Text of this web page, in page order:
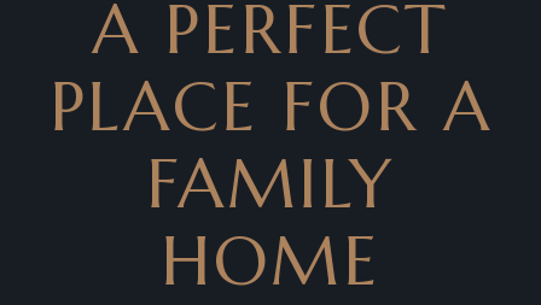
A PERFECT
PLACE FOR A
FAMILY
HOME